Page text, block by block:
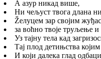
А азур никад више,
Ни чељуст твога длана
Žелуцем зар својим
за воћно твоје труљење и
Уз тајну тела кад
Тај плод детињства
И који далека глад